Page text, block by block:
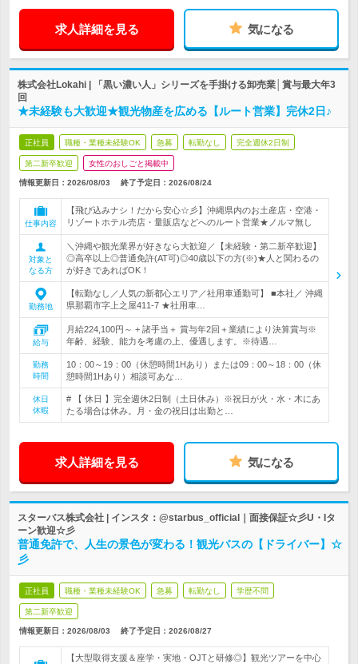
求人詳細を見る 気になる
株式会社Lokahi | 「黒い濃い人」シリーズを手掛ける卸売業│賞与最大年3
回
★未経験も大歓迎★観光物産を広める【ルート営業】完休2日♪
正社員 職種・業種未経験OK 急募 転勤なし 完全週休2日制
第二新卒歓迎 女性のおしごと掲載中
情報更新日：2026/08/03 終了予定日： 2026/08/24
仕事内容
【飛び込みナシ！だから安心☆彡】沖縄県内のお土産店・空港・
リゾートホテル売店・量販店などへのルート営業★ノルマ無し
対象と
なる方
＼沖縄や観光業界が好きなら大歓迎／【未経験・第二新卒歓迎】
◎高卒以上◎普通免許(AT可)◎40歳以下の方(※)★人と関わるの
が好きであればOK！
勤務地
【転勤なし／人気の新都心エリア／社用車通勤可】 ■本社／ 沖縄
県那覇市字上之屋411-7 ★社用車…
給与
月給224,100円～ + 諸手当＋ 賞与年2回＋業績により決算賞与※
年齢、経験、能力を考慮の上、優遇します。※待遇…
勤務
時間
10：00～19：00（休憩時間1Hあり）または09：00～18：00（休
憩時間1Hあり）相談可あな…
休日
休暇
# 【 休日 】完全週休2日制（土日休み）※祝日が火・水・木にあ
たる場合は休み。月・金の祝日は出勤と…
求人詳細を見る 気になる
スターバス株式会社 | インスタ：@starbus_official｜面接保証☆彡U・Iタ
ーン歓迎☆彡
普通免許で、人生の景色が変わる！観光バスの【ドライバー】☆
彡
正社員 職種・業種未経験OK 急募 転勤なし 学歴不問
第二新卒歓迎
情報更新日：2026/08/03 終了予定日： 2026/08/27
【大型取得支援＆座学・実地・OJTと研修◎】観光ツアーを中心